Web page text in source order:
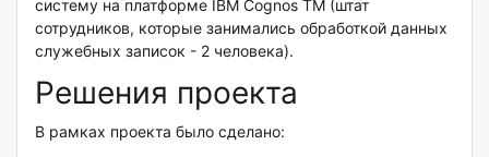
систему на платформе IBM Cognos TM (штат
сотрудников, которые занимались обработкой данных
служебных записок - 2 человека).
Решения проекта
В рамках проекта было сделано: